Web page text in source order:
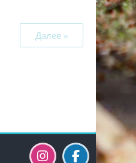
Далее »